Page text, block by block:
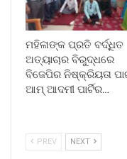
ମହିଳାଙ୍କ ପ୍ରତି ବର୍ଦ୍ଧିତ
ଅତ୍ୟାଚାର ବିରୁଦ୍ଧରେ
ବିଜେପିର ନିଷ୍କ୍ରିୟତା
ଆମ୍ ଆଦମୀ ପାର୍ଟିର…
PREV NEXT